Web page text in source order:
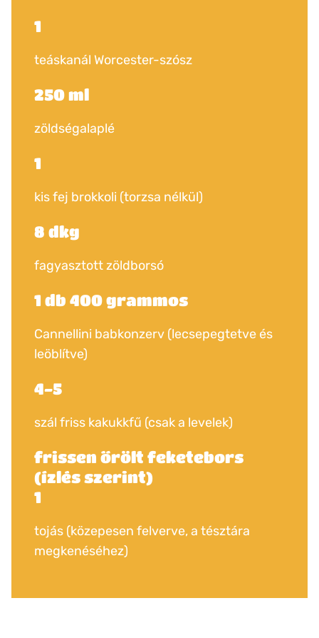
1
teáskanál Worcester-szósz
250 ml
zöldségalaplé
1
kis fej brokkoli (torzsa nélkül)
8 dkg
fagyasztott zöldborsó
1 db 400 grammos
Cannellini babkonzerv (lecsepegtetve és
leöblítve)
4-5
szál friss kakukkfű (csak a levelek)
frissen őrölt feketebors
(ízlés szerint)
1
tojás (közepesen felverve, a tésztára
megkenéséhez)